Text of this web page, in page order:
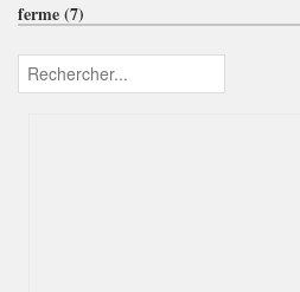
ferme (7)